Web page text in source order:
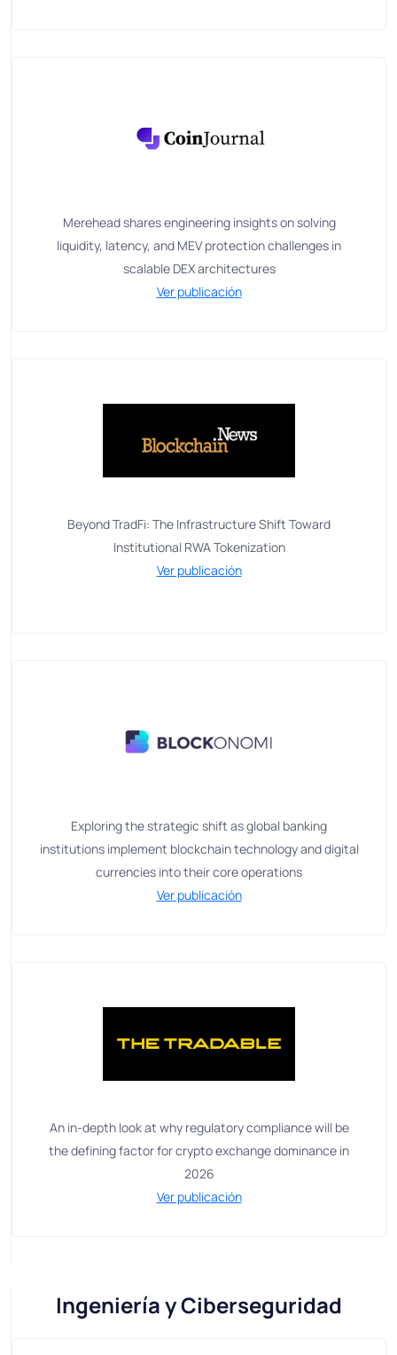
Merehead shares engineering insights on solving
liquidity, latency, and MEV protection challenges in
scalable DEX architectures
Ver publicación
Beyond TradFi: The Infrastructure Shift Toward
Institutional RWA Tokenization
Ver publicación
Exploring the strategic shift as global banking
institutions implement blockchain technology and digital
currencies into their core operations
Ver publicación
An in-depth look at why regulatory compliance will be
the defining factor for crypto exchange dominance in
2026
Ver publicación
Ingeniería y Ciberseguridad